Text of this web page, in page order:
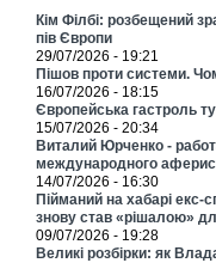
Кім Філбі: розбещений
пів Європи
29/07/2026 - 19:21
Пішов проти системи.
16/07/2026 - 18:15
Європейська гастроль
15/07/2026 - 20:34
Виталий Юрченко -
международного
14/07/2026 - 16:30
Пійманий на хабарі
знову став «рішалою»
09/07/2026 - 19:28
Великі розбірки: як